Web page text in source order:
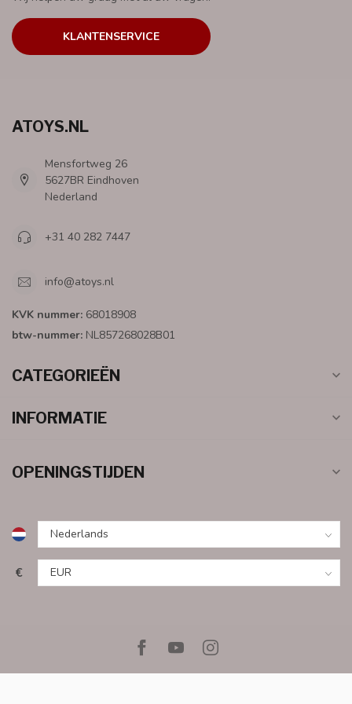
KLANTENSERVICE
ATOYS.NL
Mensfortweg 26
5627BR Eindhoven
Nederland
+31 40 282 7447
info@atoys.nl
KVK nummer: 68018908
btw-nummer: NL857268028B01
CATEGORIEËN
INFORMATIE
OPENINGSTIJDEN
€